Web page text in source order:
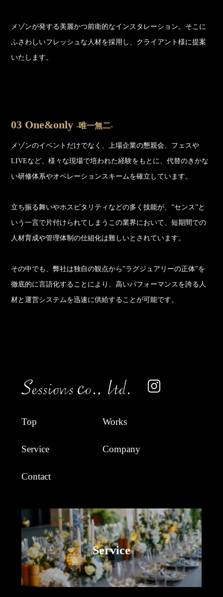
メゾンが発する美麗かつ前衛的なインスタレーション。そこに
ふさわしいフレッシュな人材を採用し、クライアント様に提案
いたします。
03 One&only-唯一無二-
メゾンのイベントだけでなく、上場企業の懇親会、フェスや
LIVEなど、様々な現場で培われた経験をもとに、代替のきかな
い研修体系やオペレーションスキームを確立しています。
立ち振る舞いやホスピタリティなどの多く技能が、”センス”と
いう一言で片付けられてしまうこの業界において、短期間での
人材育成や管理体制の仕組化は難しいとされています。
その中でも、弊社は独自の観点から”ラグジュアリーの正体”を
徹底的に言語化することにより、高いパフォーマンスを誇る人
材と運営システムを迅速に供給することが可能です。
Top Works
Service Company
Contact
Service